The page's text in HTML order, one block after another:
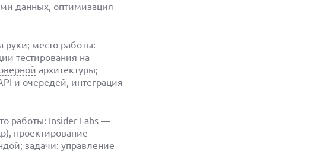
данных, оптимизация
руки; место работы:
тестирования на
архитектуры;
и очередей, интеграция
работы: Insider Labs —
проектирование
задачи: управление